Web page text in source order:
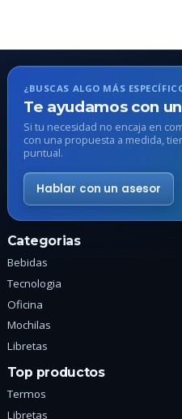
se
en
de
¿BUSCAS ALGO MÁS
Te ayudamos con
Si tu necesidad no encaja en
con una propuesta a medida,
puntual.
Hablar con un asesor
Categorias
Bebidas
Tecnologia
Oficina
Mochilas
Libretas
Top productos
Termos
Libretas